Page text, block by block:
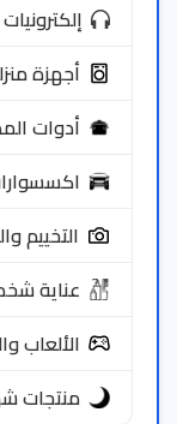
إلكترونيات
أجهزة
أدوات
التخييم
عناية
الألعاب
منتجات